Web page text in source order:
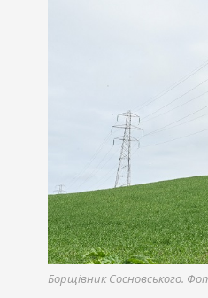
Борщівник Сосновського.